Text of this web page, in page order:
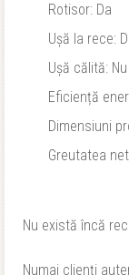
Rotisor: Da
Ușă la rece:
Ușă călită: Nu
Eficiență
Dimensiuni
Greutatea
Nu există încă
Numai clienți